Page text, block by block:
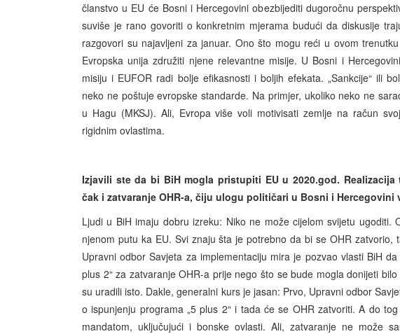
članstvo u EU će Bosni i Hercegovini obezbijediti dugoročnu
suviše je rano govoriti o konkretnim mjerama budući da diskusije
razgovori su najavljeni za januar. Ono što mogu reći u ovom
Evropska unija združiti njene relevantne misije. U Bosni i
misiju i EUFOR radi bolje efikasnosti i boljih efekata. „Sankcije“ ili
neko ne poštuje evropske standarde. Na primjer, ukoliko neko ne
u Hagu (MKSJ). Ali, Evropa više voli motivisati zemlje na račun
rigidnim ovlastima.
Izjavili ste da bi BiH mogla pristupiti EU u 2020.god.
čak i zatvaranje OHR-a, čiju ulogu političari u Bosni i Hercegovini
Ljudi u BiH imaju dobru izreku: Niko ne može cijelom svijetu ugoditi.
njenom putu ka EU. Svi znaju šta je potrebno da bi se OHR zatvorio,
Upravni odbor Savjeta za implementaciju mira je pozvao vlasti BiH
plus 2“ za zatvaranje OHR-a prije nego što se bude mogla donijeti
su uradili isto. Dakle, generalni kurs je jasan: Prvo, Upravni odbor
o ispunjenju programa „5 plus 2“ i tada će se OHR zatvoriti. A do
mandatom, uključujući i bonske ovlasti. Ali, zatvaranje ne može